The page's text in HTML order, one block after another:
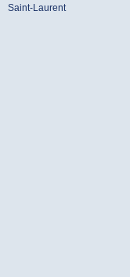
Saint-Laurent